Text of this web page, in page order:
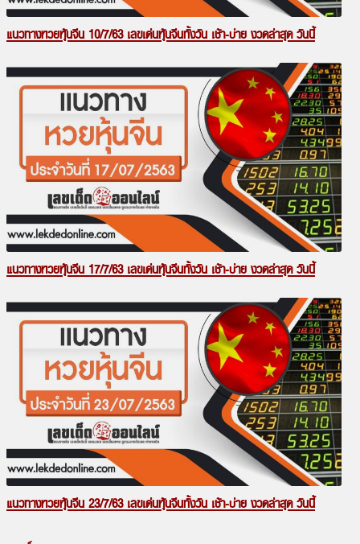
แนวทางหวยหุ้นจีน 10/7/63 เลขเด่นหุ้นจีนทั้งวัน เช้า-บ่าย งวดล่าสุด วันนี้
แนวทางหวยหุ้นจีน 17/7/63 เลขเด่นหุ้นจีนทั้งวัน เช้า-บ่าย งวดล่าสุด วันนี้
แนวทางหวยหุ้นจีน 23/7/63 เลขเด่นหุ้นจีนทั้งวัน เช้า-บ่าย งวดล่าสุด วันนี้